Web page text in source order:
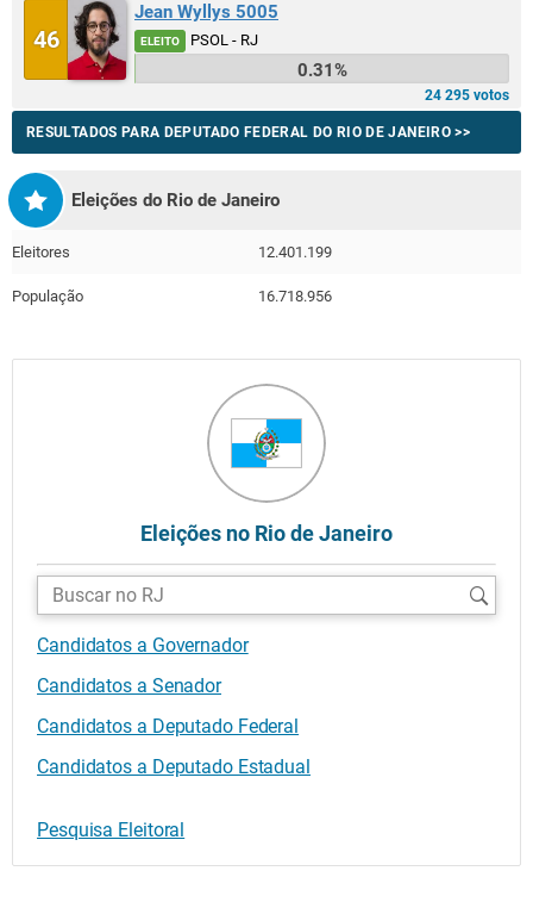
46
Jean Wyllys 5005
ELEITO PSOL - RJ
0.31%
24 295 votos
RESULTADOS PARA DEPUTADO FEDERAL DO RIO DE JANEIRO >>
Eleições do Rio de Janeiro
Eleitores 12.401.199
População 16.718.956
Eleições no Rio de Janeiro
Buscar
candidatos:
Candidatos a Governador
Candidatos a Senador
Candidatos a Deputado Federal
Candidatos a Deputado Estadual
Pesquisa Eleitoral